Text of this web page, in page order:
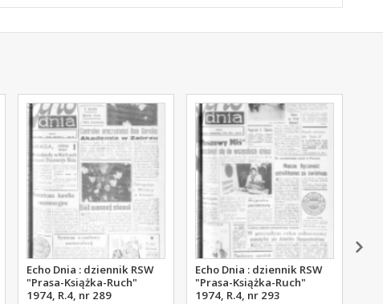
Echo Dnia : dziennik RSW
"Prasa-Książka-Ruch"
1974, R.4, nr 289
Echo Dnia : dziennik RSW
"Prasa-Książka-Ruch"
1974, R.4, nr 293